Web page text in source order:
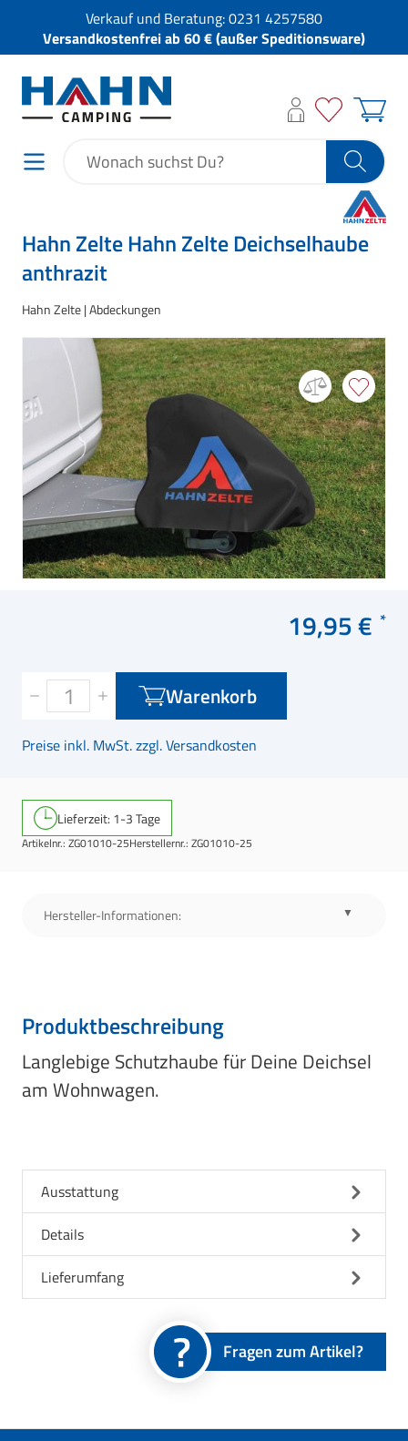
Verkauf und Beratung:0231 4257580
Versandkostenfrei ab 60 € (außer Speditionsware)
Hahn Zelte Hahn Zelte Deichselhaube
anthrazit
Hahn Zelte Abdeckungen
19,95 €
Warenkorb
Preise inkl. MwSt. zzgl. Versandkosten
Lieferzeit: 1-3 Tage
Artikelnr.: ZG01010-25Herstellernr.: ZG01010-25
Hersteller-Informationen:
Produktbeschreibung
Langlebige Schutzhaube für Deine Deichsel
am Wohnwagen.
Ausstattung
Details
Lieferumfang
Fragen zum Artikel?